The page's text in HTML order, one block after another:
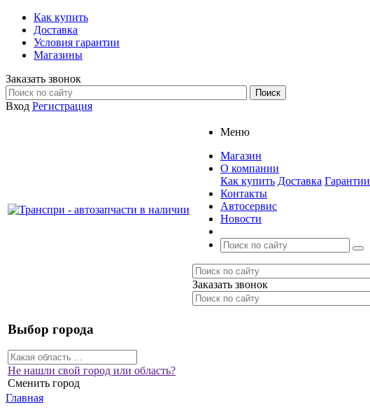
Как купить
Доставка
Условия гарантии
Магазины
Заказать звонок
Вход Регистрация
Меню
Магазин
О компании
Как купить Доставка Гарантии
Контакты
Автосервис
Новости
Заказать звонок
Выбор города
Не нашли свой город или область?
Сменить город
Главная